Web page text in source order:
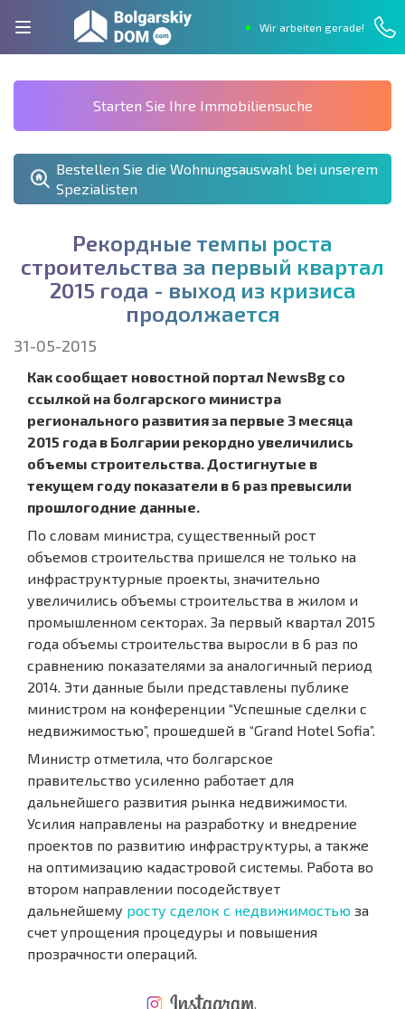
Wir arbeiten gerade!
Starten Sie Ihre Immobiliensuche
Bestellen Sie die Wohnungsauswahl bei unserem
Spezialisten
Рекордные темпы роста
строительства за первый квартал
2015 года - выход из кризиса
продолжается
31-05-2015
Как сообщает новостной портал NewsBg со
ссылкой на болгарского министра
регионального развития за первые 3 месяца
2015 года в Болгарии рекордно увеличились
объемы строительства. Достигнутые в
текущем году показатели в 6 раз превысили
прошлогодние данные.
По словам министра, существенный рост
объемов строительства пришелся не только на
инфраструктурные проекты, значительно
увеличились объемы строительства в жилом и
промышленном секторах. За первый квартал 2015
года объемы строительства выросли в 6 раз по
сравнению показателями за аналогичный период
2014. Эти данные были представлены публике
министром на конференции “Успешные сделки с
недвижимостью”, прошедшей в “Grand Hotel Sofia”.
Министр отметила, что болгарское
правительство усиленно работает для
дальнейшего развития рынка недвижимости.
Усилия направлены на разработку и внедрение
проектов по развитию инфраструктуры, а также
на оптимизацию кадастровой системы. Работа во
втором направлении посодействует
дальнейшему росту сделок с недвижимостью за
счет упрощения процедуры и повышения
прозрачности операций.